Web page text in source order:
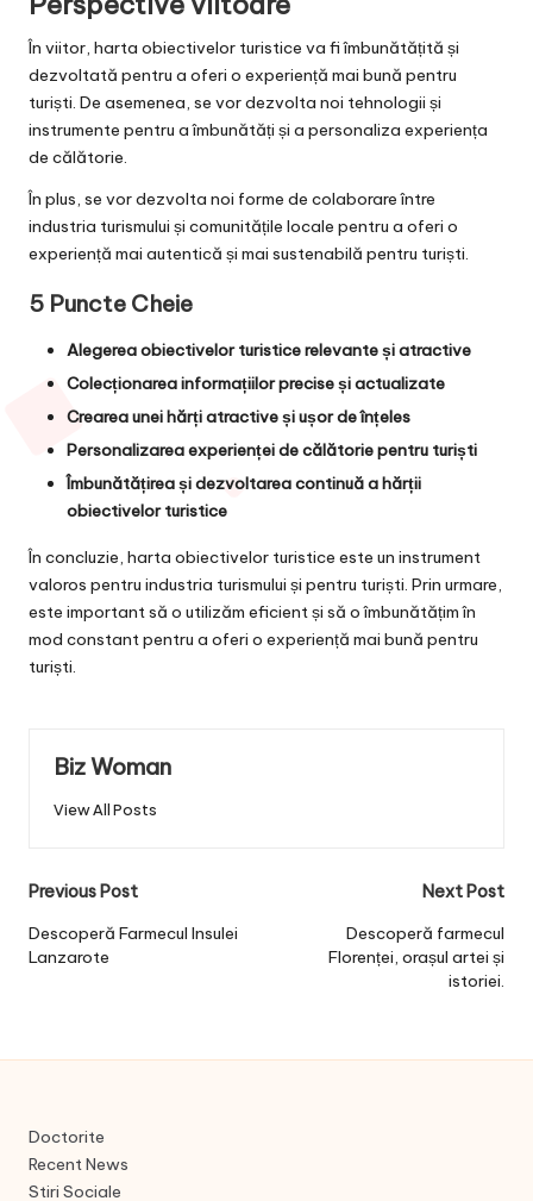
În viitor, harta obiectivelor turistice va fi îmbunătățită și
dezvoltată pentru a oferi o experiență mai bună pentru
turiști. De asemenea, se vor dezvolta noi tehnologii și
instrumente pentru a îmbunătăți și a personaliza experiența
de călătorie.
În plus, se vor dezvolta noi forme de colaborare între
industria turismului și comunitățile locale pentru a oferi o
experiență mai autentică și mai sustenabilă pentru turiști.
5 Puncte Cheie
Alegerea obiectivelor turistice relevante și atractive
Colecționarea informațiilor precise și actualizate
Crearea unei hărți atractive și ușor de înțeles
Personalizarea experienței de călătorie pentru turiști
Îmbunătățirea și dezvoltarea continuă a hărții
obiectivelor turistice
În concluzie, harta obiectivelor turistice este un instrument
valoros pentru industria turismului și pentru turiști. Prin urmare,
este important să o utilizăm eficient și să o îmbunătățim în
mod constant pentru a oferi o experiență mai bună pentru
turiști.
Biz Woman
View All Posts
Post
navigation
Previous Post
Descoperă Farmecul Insulei
Lanzarote
Next Post
Descoperă farmecul
Florenței, orașul artei și
istoriei.
Doctorite
Recent News
Stiri Sociale